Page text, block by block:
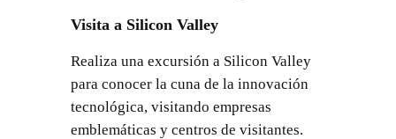
Visita a Silicon Valley
Realiza una excursión a Silicon Valley
para conocer la cuna de la innovación
tecnológica, visitando empresas
emblemáticas y centros de visitantes.